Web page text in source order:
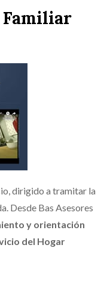
Familiar
dirigido a tramitar la
Desde Bas Asesores
y orientación
del Hogar